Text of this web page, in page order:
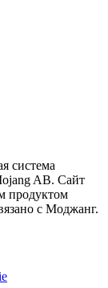
система
AB. Сайт
продуктом
с Моджанг.